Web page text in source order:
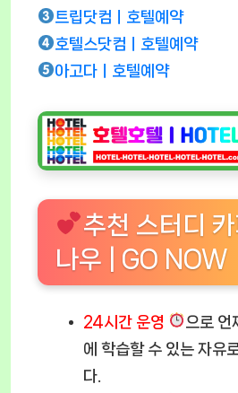
트립닷컴ㅣ호텔예약
호텔스닷컴ㅣ호텔예약
아고다ㅣ호텔예약
추천 스터디 카
나우 | GO NOW
24시간 운영
으로 언
에 학습할 수 있는 자유
다.